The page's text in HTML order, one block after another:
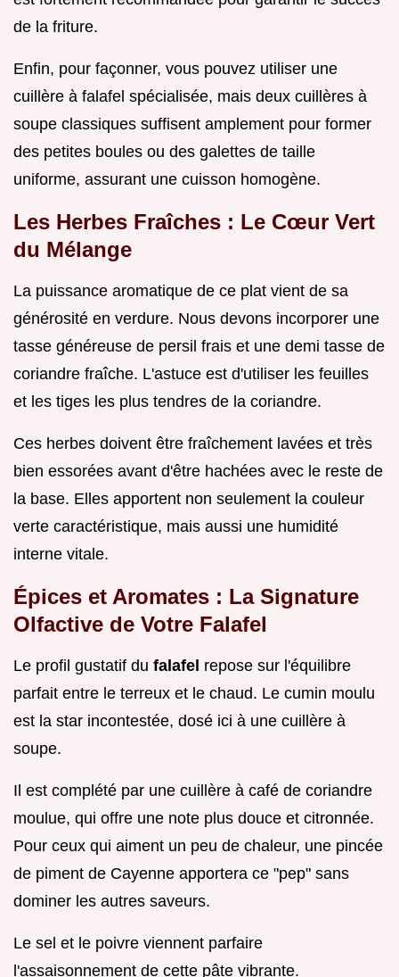
de la friture.
Enfin, pour façonner, vous pouvez utiliser une
cuillère à falafel spécialisée, mais deux cuillères à
soupe classiques suffisent amplement pour former
des petites boules ou des galettes de taille
uniforme, assurant une cuisson homogène.
Les Herbes Fraîches : Le Cœur Vert
du Mélange
La puissance aromatique de ce plat vient de sa
générosité en verdure. Nous devons incorporer une
tasse généreuse de persil frais et une demi tasse de
coriandre fraîche. L'astuce est d'utiliser les feuilles
et les tiges les plus tendres de la coriandre.
Ces herbes doivent être fraîchement lavées et très
bien essorées avant d'être hachées avec le reste de
la base. Elles apportent non seulement la couleur
verte caractéristique, mais aussi une humidité
interne vitale.
Épices et Aromates : La Signature
Olfactive de Votre Falafel
Le profil gustatif du falafel repose sur l'équilibre
parfait entre le terreux et le chaud. Le cumin moulu
est la star incontestée, dosé ici à une cuillère à
soupe.
Il est complété par une cuillère à café de coriandre
moulue, qui offre une note plus douce et citronnée.
Pour ceux qui aiment un peu de chaleur, une pincée
de piment de Cayenne apportera ce "pep" sans
dominer les autres saveurs.
Le sel et le poivre viennent parfaire
l'assaisonnement de cette pâte vibrante.